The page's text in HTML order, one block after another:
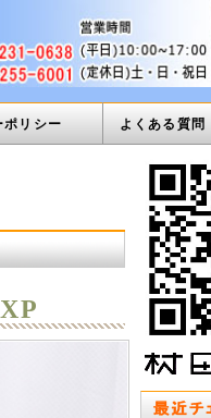
リシー よくある質問